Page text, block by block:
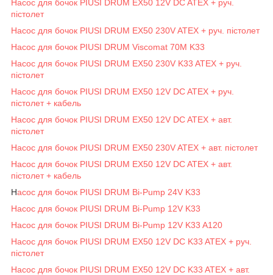
Насос для бочок PIUSI DRUM EX50 12V DC ATEX + руч.
пістолет
Насос для бочок PIUSI DRUM EX50 230V ATEX + руч. пістолет
Насос для бочок PIUSI DRUM Viscomat 70M K33
Насос для бочок PIUSI DRUM EX50 230V K33 ATEX + руч.
пістолет
Насос для бочок PIUSI DRUM EX50 12V DC ATEX + руч.
пістолет + кабель
Насос для бочок PIUSI DRUM EX50 12V DC ATEX + авт.
пістолет
Насос для бочок PIUSI DRUM EX50 230V ATEX + авт. пістолет
Насос для бочок PIUSI DRUM EX50 12V DC ATEX + авт.
пістолет + кабель
Насос для бочок PIUSI DRUM Bi-Pump 24V K33
Насос для бочок PIUSI DRUM Bi-Pump 12V K33
Насос для бочок PIUSI DRUM Bi-Pump 12V K33 A120
Насос для бочок PIUSI DRUM EX50 12V DC K33 ATEX + руч.
пістолет
Насос для бочок PIUSI DRUM EX50 12V DC K33 ATEX + авт.